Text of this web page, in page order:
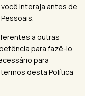
interaja antes de
a outras
para fazê-lo
para
desta Política